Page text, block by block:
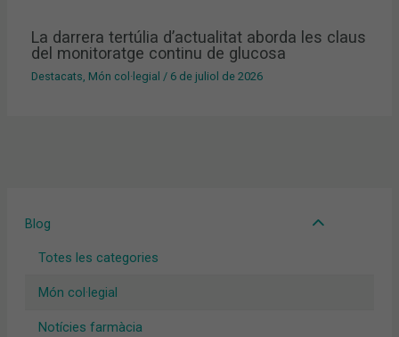
Blog
Totes les categories
Món col·legial
Notícies farmàcia
La darrera tertúlia d’actualitat aborda les claus
del monitoratge continu de glucosa
Destacats Món col·legial / 6 de juliol de 2026